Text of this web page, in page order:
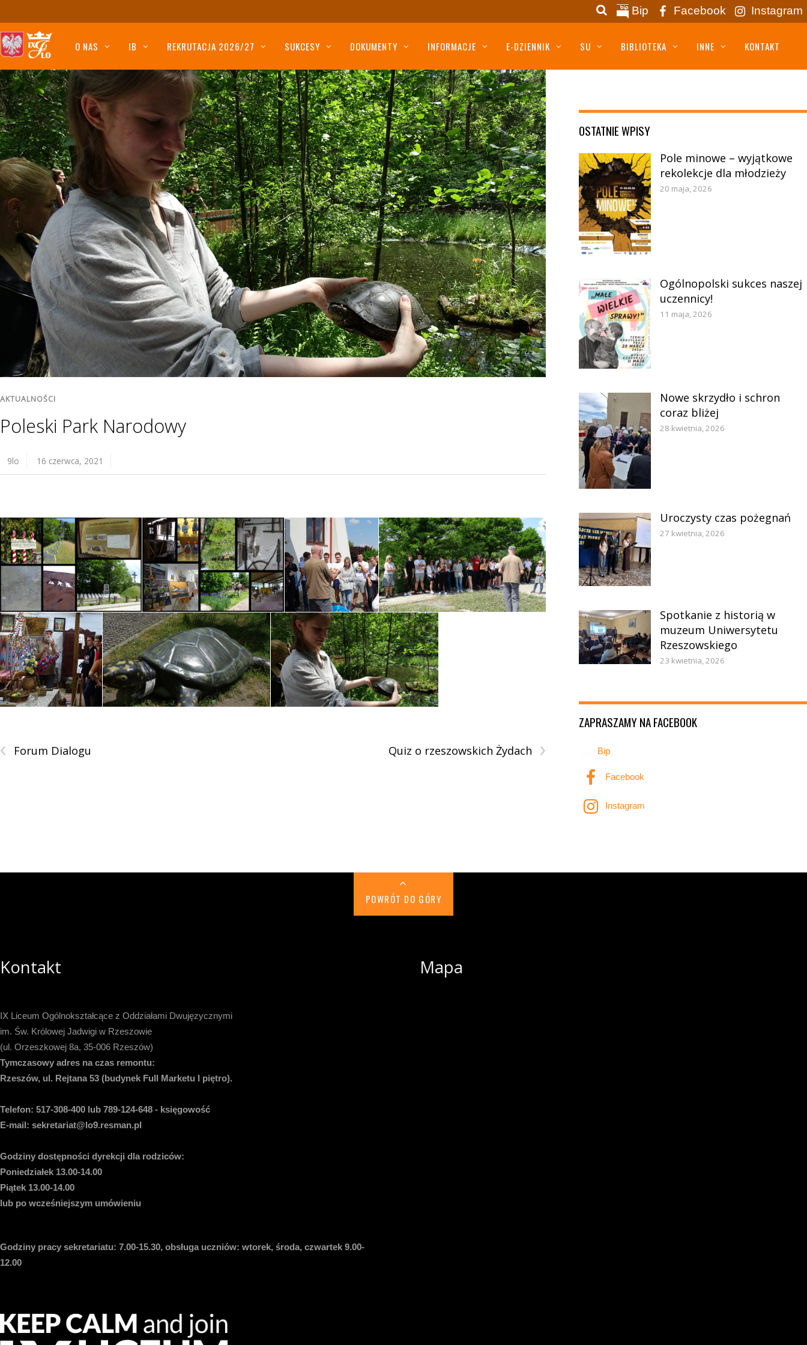
Bip Facebook Instagram
O NAS IB REKRUTACJA 2026/27 SUKCESY DOKUMENTY INFORMACJE E-DZIENNIK SU BIBLIOTEKA INNE KONTAKT
AKTUALNOŚCI
Poleski Park Narodowy
9lo 16 czerwca, 2021
‹ Forum Dialogu ›
Quiz o rzeszowskich Żydach
OSTATNIE WPISY
Pole minowe – wyjątkowe
rekolekcje dla młodzieży
20 maja, 2026
Ogólnopolski sukces naszej
uczennicy!
11 maja, 2026
Nowe skrzydło i schron
coraz bliżej
28 kwietnia, 2026
Uroczysty czas pożegnań
27 kwietnia, 2026
Spotkanie z historią w
muzeum Uniwersytetu
Rzeszowskiego
23 kwietnia, 2026
ZAPRASZAMY NA FACEBOOK
Bip
Facebook
Instagram
POWRÓT DO GÓRY
Kontakt
IX Liceum Ogólnokształcące z Oddziałami Dwujęzycznymi
im. Św. Królowej Jadwigi w Rzeszowie
(ul. Orzeszkowej 8a, 35-006 Rzeszów)
Tymczasowy adres na czas remontu:
Rzeszów, ul. Rejtana 53 (budynek Full Marketu I piętro).
Telefon: 517-308-400 lub 789-124-648 - księgowość
E-mail: sekretariat@lo9.resman.pl
Godziny dostępności dyrekcji dla rodziców:
Poniedziałek 13.00-14.00
Piątek 13.00-14.00
lub po wcześniejszym umówieniu
Godziny pracy sekretariatu: 7.00-15.30, obsługa uczniów: wtorek, środa, czwartek 9.00-
12.00
Mapa